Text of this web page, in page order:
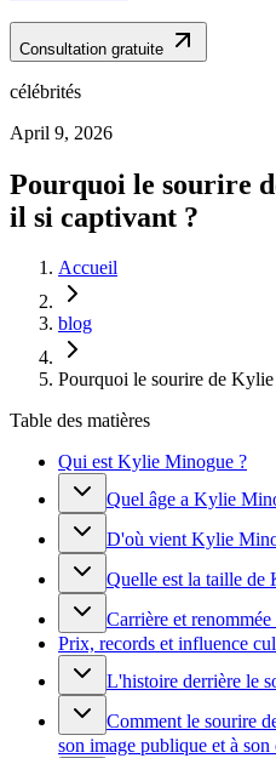
Consultation gratuite
célébrités
April 9, 2026
Pourquoi le sourire
il si captivant ?
Accueil
blog
Pourquoi le sourire de
Table des matières
Qui est Kylie Minogue ?
Quel âge a Kylie
D'où vient Kylie
Quelle est la taille de
Carrière et
Prix, records et influence
L'histoire derrière le
Comment le sourire
son image publique et à